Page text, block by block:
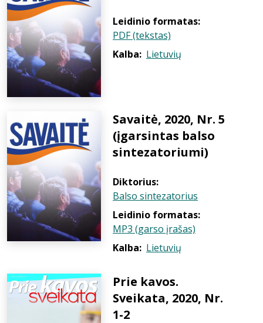
Leidinio formatas:
PDF (tekstas)
Kalba: Lietuvių
Savaitė, 2020, Nr. 5
(įgarsintas balso
sintezatoriumi)
Diktorius:
Balso sintezatorius
Leidinio formatas:
MP3 (garso įrašas)
Kalba: Lietuvių
Prie kavos.
Sveikata, 2020, Nr.
1-2